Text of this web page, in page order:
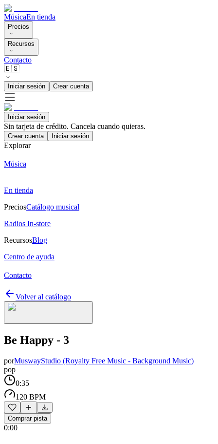
MúsicaEn tienda
Precios
Recursos
Contacto
🇪🇸
Iniciar sesión Crear cuenta
Iniciar sesión
Sin tarjeta de crédito. Cancela cuando quieras.
Crear cuenta Iniciar sesión
Explorar
Música
En tienda
PreciosCatálogo musical
Radios In-store
RecursosBlog
Centro de ayuda
Contacto
Volver al catálogo
Be Happy - 3
porMuswayStudio (Royalty Free Music - Background Music)
pop
0:35
120 BPM
Comprar pista
0:00